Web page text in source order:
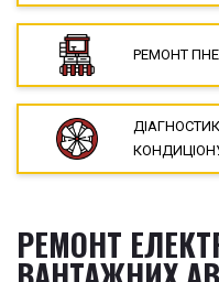
РЕМОНТ
РЕМОНТ